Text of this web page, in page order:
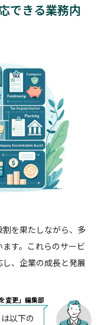
できる業務内
を果たしながら、多
す。これらのサービ
、企業の成長と発展
変更」編集部
以下の